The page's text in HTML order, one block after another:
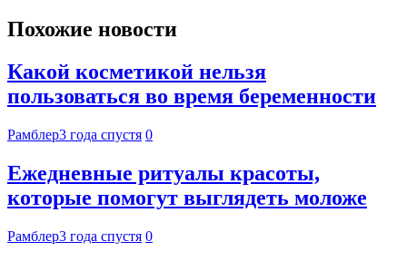
Похожие новости
Какой косметикой нельзя
пользоваться во время беременности
Рамблер3 года спустя 0
Ежедневные ритуалы красоты,
которые помогут выглядеть моложе
Рамблер3 года спустя 0